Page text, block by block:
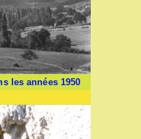
les années 1950